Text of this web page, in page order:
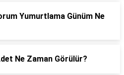
Yumurtlama Günüm Ne
Ne Zaman Görülür?